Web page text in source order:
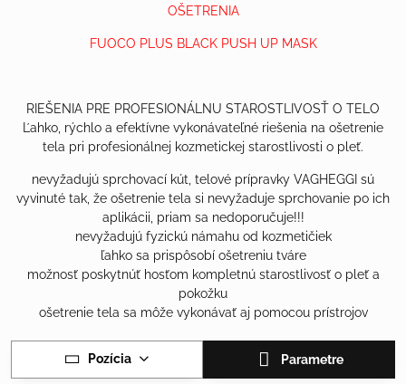
OŠETRENIA
FUOCO PLUS BLACK PUSH UP MASK
RIEŠENIA PRE PROFESIONÁLNU STAROSTLIVOSŤ O TELO
Ľahko, rýchlo a efektívne vykonávateľné riešenia na ošetrenie
tela pri profesionálnej kozmetickej starostlivosti o pleť.
nevyžadujú sprchovací kút, telové prípravky VAGHEGGI sú
vyvinuté tak, že ošetrenie tela si nevyžaduje sprchovanie po ich
aplikácii, priam sa nedoporučuje!!!
nevyžadujú fyzickú námahu od kozmetičiek
ľahko sa prispôsobí ošetreniu tváre
možnosť poskytnúť hosťom kompletnú starostlivosť o pleť a
pokožku
ošetrenie tela sa môže vykonávať aj pomocou prístrojov
Pozícia Parametre